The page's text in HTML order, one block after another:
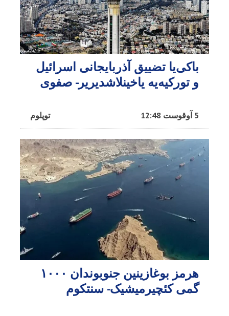
باکی‌یا تضییق آذربایجانی اسرائیل
و تورکیه‌یه یاخینلاشدیریر- صفوی
توپلوم 5 آوقوست 12:48
هرمز بوغازینین جنوبوندان ۱۰۰۰
گمی کئچیرمیشیک- سنتکوم